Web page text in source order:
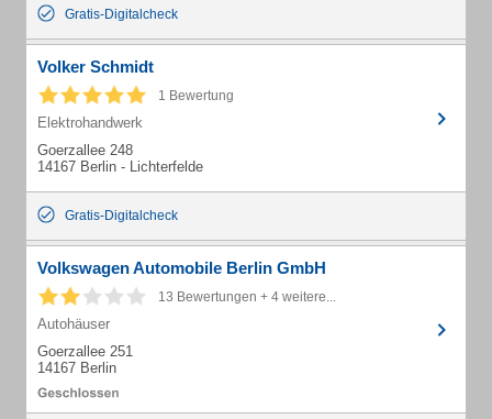
Gratis-Digitalcheck
Volker Schmidt
1 Bewertung
Elektrohandwerk
Goerzallee 248
14167 Berlin - Lichterfelde
Gratis-Digitalcheck
Volkswagen Automobile Berlin GmbH
13 Bewertungen + 4 weitere...
Autohäuser
Goerzallee 251
14167 Berlin